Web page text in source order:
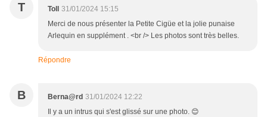
T Toll
31/01/2024 15:15
Merci de nous présenter la Petite Cigüe et la jolie punaise
Arlequin en supplément . <br /> Les photos sont très belles.
Répondre
B Berna@rd 31/01/2024 12:22
Il y a un intrus qui s'est glissé sur une photo. 😊